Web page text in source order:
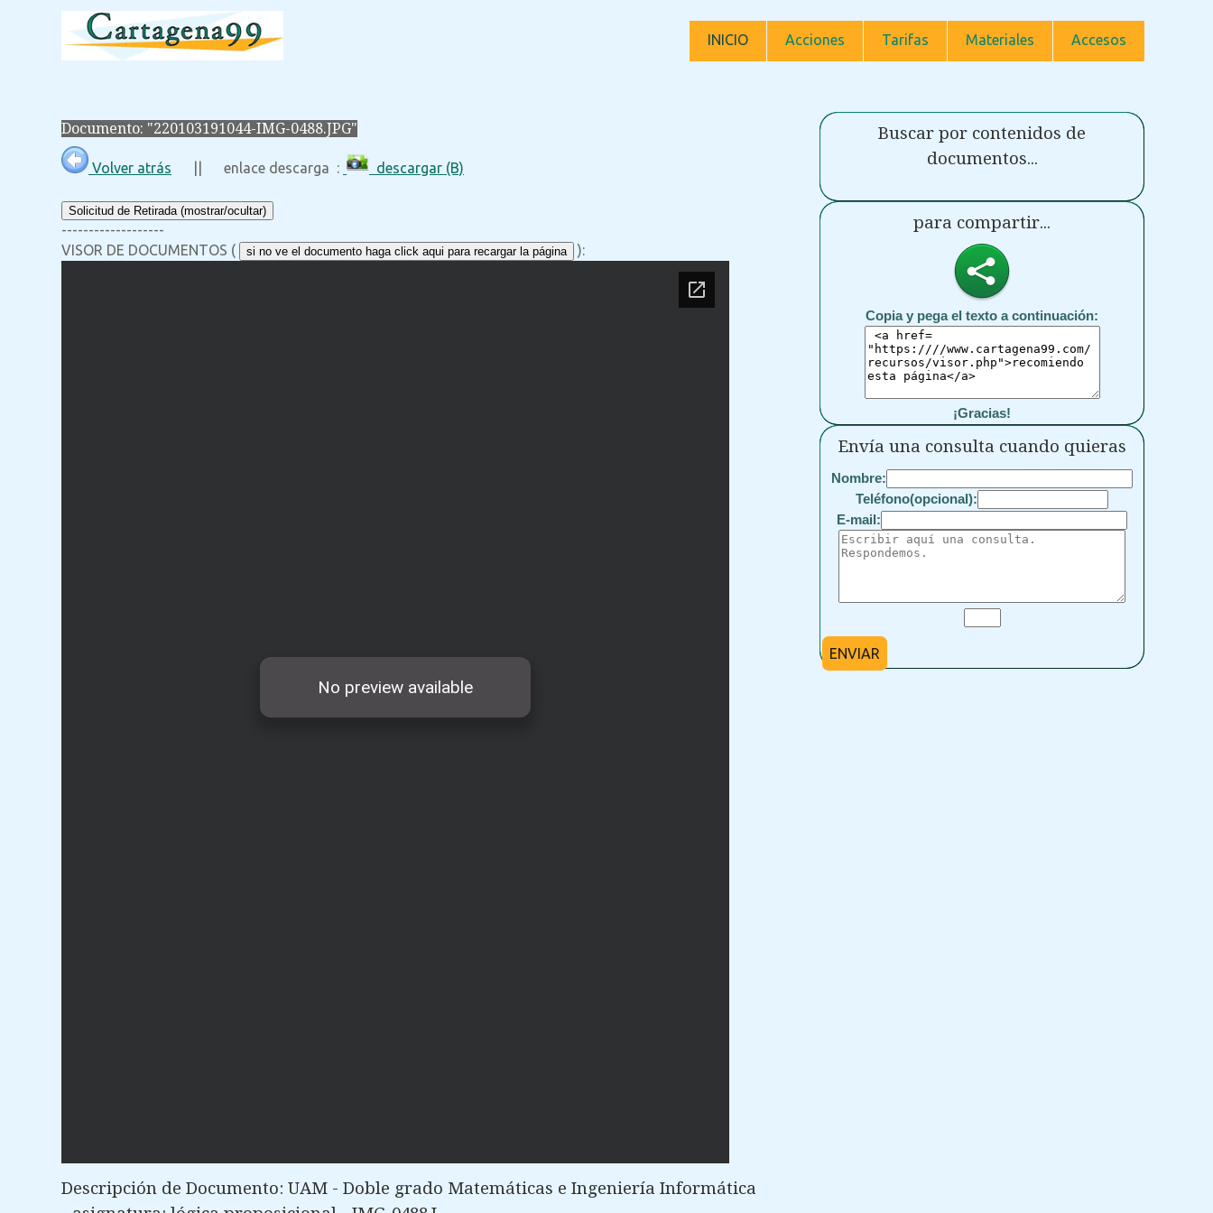
INICIO Acciones Tarifas Materiales Accesos
Documento: "220103191044-IMG-0488.JPG"
Volver atrás || enlace descarga : descargar (B)
Solicitud de Retirada (mostrar/ocultar)
-------------------
VISOR DE DOCUMENTOS (
si no ve el documento haga click aqui para recargar la página ):
Descripción de Documento: UAM - Doble grado Matemáticas e Ingeniería Informática
Buscar por contenidos de
documentos...
para compartir...
Copia y pega el texto a continuación:
¡Gracias!
Envía una consulta cuando quieras
Nombre:
Teléfono(opcional):
E-mail:
ENVIAR